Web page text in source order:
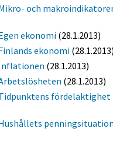
och
ekonomi (28.1.2013)
ekonomi (28.1.2013)
(28.1.2013)
(28.1.2013)
penningsituation